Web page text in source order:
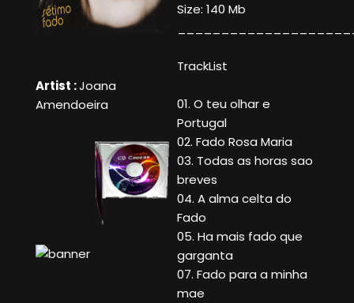
Artist :Joana
Amendoeira
Size: 140 Mb
TrackList
01. O teu olhar e
Portugal
02. Fado Rosa Maria
03. Todas as horas sao
breves
04. A alma celta do
Fado
05. Ha mais fado que
garganta
07. Fado para a minha
mae